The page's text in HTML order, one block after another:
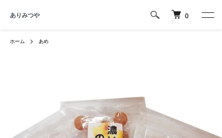
ありみつや 0
ホーム あめ